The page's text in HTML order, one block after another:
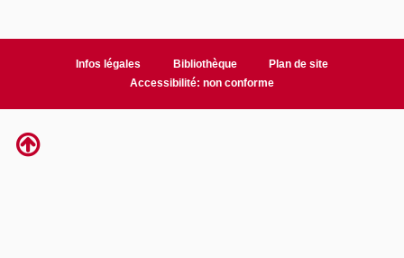
Infos légales Bibliothèque
Plan de site
Accessibilité: non conforme